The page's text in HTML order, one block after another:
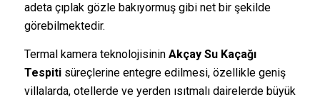
adeta çıplak gözle bakıyormuş gibi net bir şekilde
görebilmektedir.
Termal kamera teknolojisinin Akçay Su Kaçağı
Tespitisüreçlerine entegre edilmesi, özellikle geniş
villalarda, otellerde ve yerden ısıtmalı dairelerde büyük